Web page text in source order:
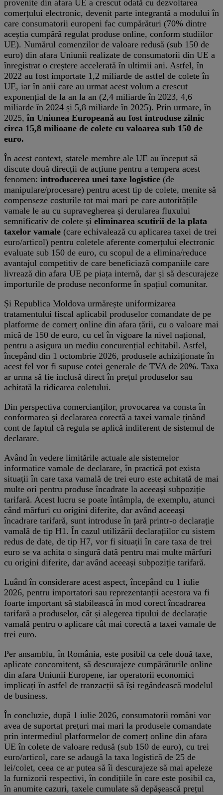
provenite din afara UE a crescut odată cu dezvoltarea
comerțului electronic, devenit parte integrantă a modului în
care consumatorii europeni fac cumpărături (70% dintre
aceștia cumpără regulat produse online, conform studiilor
UE). Numărul comenzilor de valoare redusă (sub 150 de
euro) din afara Uniunii realizate de consumatorii din UE a
înregistrat o creștere accelerată în ultimii ani. Astfel, în
2022 au fost importate 1,2 miliarde de astfel de colete în
UE, iar în anii care au urmat acest volum a crescut
exponențial de la an la an (2,4 miliarde în 2023, 4,6
miliarde în 2024 și 5,8 miliarde în 2025). Prin urmare, în
2025, în Uniunea Europeană au fost introduse zilnic
circa 15,8 milioane de colete cu valoarea sub 150 de
euro.
În acest context, statele membre ale UE au început să
discute două direcții de acțiune pentru a tempera acest
fenomen: introducerea unei taxe logistice (de
manipulare/procesare) pentru acest tip de colete, menite să
compenseze costurile tot mai mari pe care autoritățile
vamale le au cu supravegherea și derularea fluxului
semnificativ de colete și eliminarea scutirii de la plata
taxelor vamale (care echivalează cu aplicarea taxei de trei
euro/articol) pentru coletele aferente comerțului electronic
evaluate sub 150 de euro, cu scopul de a elimina/reduce
avantajul competitiv de care beneficiază companiile care
livrează din afara UE pe piața internă, dar și să descurajeze
importurile de produse neconforme în spațiul comunitar.
Și Republica Moldova urmărește uniformizarea
tratamentului fiscal aplicabil produselor comandate de pe
platforme de comerț online din afara țării, cu o valoare mai
mică de 150 de euro, cu cel în vigoare la nivel național,
pentru a asigura un mediu concurențial echitabil. Astfel,
începând din 1 octombrie 2026, produsele achiziționate în
acest fel vor fi supuse cotei generale de TVA de 20%. Taxa
ar urma să fie inclusă direct în prețul produselor sau
achitată la ridicarea coletului.
Din perspectiva comercianților, provocarea va consta în
conformarea și declararea corectă a taxei vamale ținând
cont de faptul că regula se aplică indiferent de sistemul de
declarare.
Având în vedere limitările actuale ale sistemelor
informatice vamale de declarare, în practică pot exista
situații în care taxa vamală de trei euro este achitată de mai
multe ori pentru produse încadrate la aceeași subpoziție
tarifară. Acest lucru se poate întâmpla, de exemplu, atunci
când mărfuri cu origini diferite, dar având aceeași
încadrare tarifară, sunt introduse în țară printr-o declarație
vamală de tip H1. În cazul utilizării declarațiilor cu sistem
redus de date, de tip H7, vor fi situații în care taxa de trei
euro se va achita o singură dată pentru mai multe mărfuri
cu origini diferite, dar având aceeași subpoziție tarifară.
Luând în considerare acest aspect, începând cu 1 iulie
2026, pentru importatori sau reprezentanții acestora va fi
foarte important să stabilească în mod corect încadrarea
tarifară a produselor, cât și alegerea tipului de declarație
vamală pentru o aplicare cât mai corectă a taxei vamale de
trei euro.
Per ansamblu, în România, este posibil ca cele două taxe,
aplicate concomitent, să descurajeze cumpărăturile online
din afara Uniunii Europene, iar operatorii economici
implicați în astfel de tranzacții să își regândească modelul
de business.
În concluzie, după 1 iulie 2026, consumatorii români vor
avea de suportat prețuri mai mari la produsele comandate
prin intermediul platformelor de comerț online din afara
UE în colete de valoare redusă (sub 150 de euro), cu trei
euro/articol, care se adaugă la taxa logistică de 25 de
lei/colet, ceea ce ar putea să îi descurajeze să mai apeleze
la furnizorii respectivi, în condițiile în care este posibil ca,
în anumite cazuri, taxele cumulate să depășească prețul